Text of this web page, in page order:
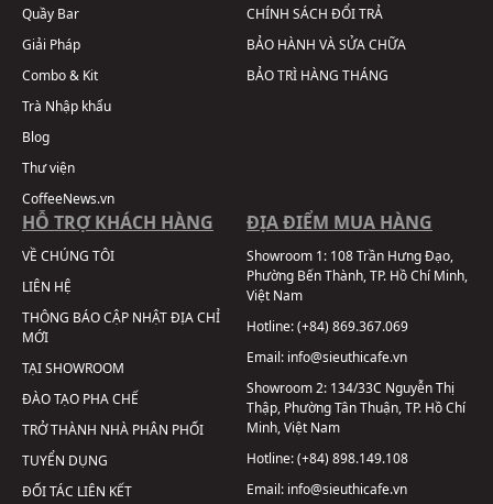
Quầy Bar
Giải Pháp
Combo & Kit
Trà Nhập khẩu
Blog
Thư viện
CoffeeNews.vn
CHÍNH SÁCH ĐỔI TRẢ
BẢO HÀNH VÀ SỬA CHỮA
BẢO TRÌ HÀNG THÁNG
HỖ TRỢ KHÁCH HÀNG
VỀ CHÚNG TÔI
LIÊN HỆ
THÔNG BÁO CẬP NHẬT ĐỊA CHỈ
MỚI
TẠI SHOWROOM
ĐÀO TẠO PHA CHẾ
TRỞ THÀNH NHÀ PHÂN PHỐI
TUYỂN DỤNG
ĐỐI TÁC LIÊN KẾT
ĐỊA ĐIỂM MUA HÀNG
Showroom 1: 108 Trần Hưng Đạo,
Phường Bến Thành, TP. Hồ Chí Minh,
Việt Nam
Hotline:(+84) 869.367.069
Email: info@sieuthicafe.vn
Showroom 2: 134/33C Nguyễn Thị
Thập, Phường Tân Thuận, TP. Hồ Chí
Minh, Việt Nam
Hotline:(+84) 898.149.108
Email: info@sieuthicafe.vn